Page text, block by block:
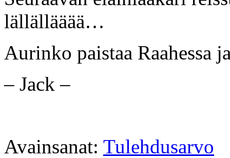
lällällääää…
Aurinko paistaa Raahessa
– Jack –
Avainsanat: Tulehdusarvo